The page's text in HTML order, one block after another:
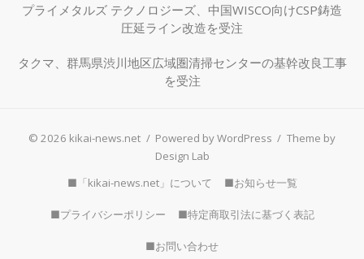
プライメタルズ テクノロジーズ、中国WISCO向けCSP鋳造
圧延ライン改造を受注
タクマ、群馬県渋川地区広域圏清掃センターの基幹改良工事
を受注
© 2026 kikai-news.net / Powered by WordPress / Theme by
Design Lab
■「kikai-news.net」について
■お知らせ一覧
■プライバシーポリシー ■特定商取引法に基づく表記
■お問い合わせ